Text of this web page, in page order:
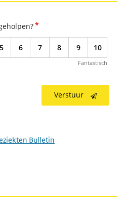
*
5 6 7 8 9 10
Fantastisch
Verstuur
Bulletin